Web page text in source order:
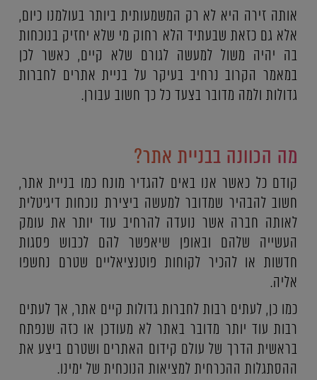
אותה זירה היא לא רק המשמעותית ביותר בעולמנו כיום,
אלא גם כזאת שבעתיד הלא רחוק מי שלא יחזיק בנוכחות
בה יהיה משול למעשה לגורם שלא קיים, כאשר לכן
במאמר הקרוב נרחיב בעיקר על בניית אתרים לחברות
גדולות ולמה מדובר בצעד כל כך חשוב עבורן.
מה הכוונה בבניית אתר?
קודם כל כאשר אנו באים להגדיר מונח כמו בניית אתר,
חשוב להבהיר שמדובר למעשה ביצירת נוכחות דיגיטלית
לאותה חברה אשר נועדה להרחיב עוד יותר את עומק
העשייה שלהם ובאופן שיאפשר להם לכבוש פסגות
חדשות או להכיר לקוחות פוטנציאליים שטרם נחשפו
אליה.
כמו כן, לעתים רבות לחברות גדולות קיים אתר, אך לעתים
רבות עוד יותר מדובר באתר לא מעודכן או כזה שנפתח
בראשית הדרך של עולם קידום האתרים ושטרם ביצע את
ההסתגלות ההכרחית למציאות הנוכחית של ימינו.